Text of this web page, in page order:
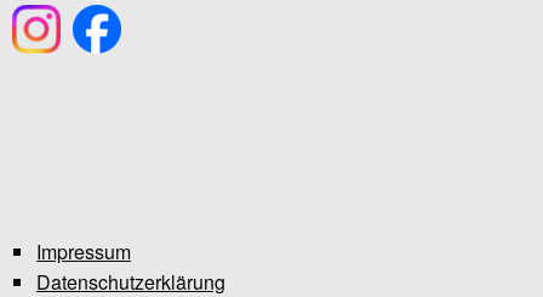
Impressum
Datenschutzerklärung